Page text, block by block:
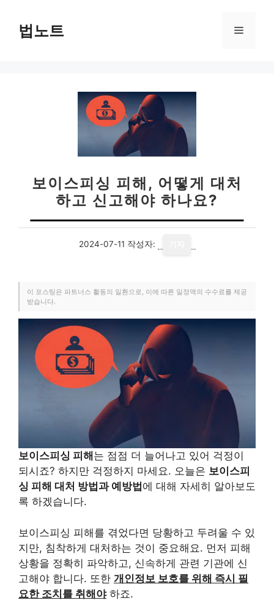
법노트 메
보이스피싱 피해, 어떻게 대처
하고 신고해야 하나요?
2024-07-11 작성자:
이 포스팅은 파트너스 활동의 일환으로, 이에 따른 일정액의 수수료를 제공
받습니다.
보이스피싱 피해 는 점점 더 늘어나고 있어 걱정이
되시죠? 하지만 걱정하지 마세요. 오늘은 보이스피
싱 피해 대처 방법과 예방법 에 대해 자세히 알아보도
록 하겠습니다.
보이스피싱 피해를 겪었다면 당황하고 두려울 수 있
지만, 침착하게 대처하는 것이 중요해요. 먼저 피해
상황을 정확히 파악하고, 신속하게 관련 기관에 신
고해야 합니다. 또한 개인정보 보호를 위해 즉시 필
요한 조치를 취해야하죠.